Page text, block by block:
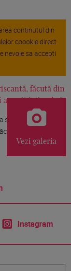
continutul din
coookie direct
nevoie sa accepti
făcută din
au roit în jurul ei
scris ea în dreptul
nu înoți"; "Înot
Vezi galeria
Instagram